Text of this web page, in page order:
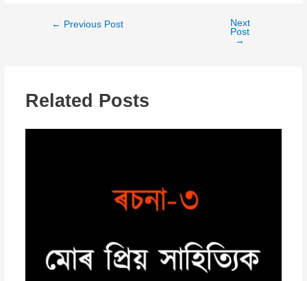
← Previous Post
Next
Post
→
Related Posts